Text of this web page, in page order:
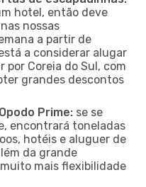
hotel, então deve
nossas
a partir de
a considerar alugar
por Coreia do Sul, com
grandes descontos
Prime: se se
encontrará toneladas
hotéis e aluguer de
da grande
mais flexibilidade